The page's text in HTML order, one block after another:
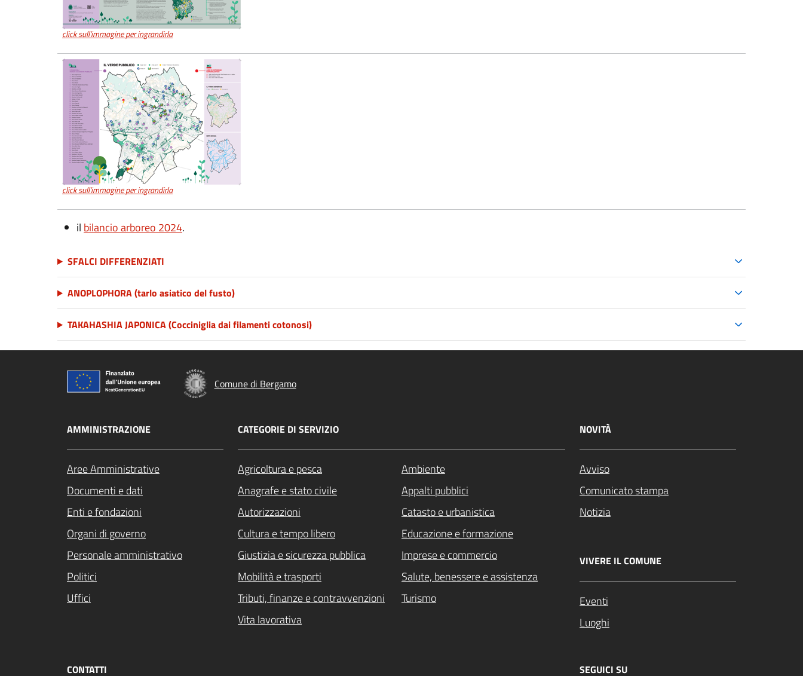
click sull'immagine per ingrandirla
click sull'immagine per ingrandirla
il bilancio arboreo 2024.
SFALCI DIFFERENZIATI
ANOPLOPHORA (tarlo asiatico del fusto)
TAKAHASHIA JAPONICA (Cocciniglia dai filamenti cotonosi)
Comune di Bergamo
AMMINISTRAZIONE
Aree Amministrative
Documenti e dati
Enti e fondazioni
Organi di governo
Personale amministrativo
Politici
Uffici
CATEGORIE DI SERVIZIO
Agricoltura e pesca
Ambiente
Anagrafe e stato civile
Appalti pubblici
Autorizzazioni
Catasto e urbanistica
Cultura e tempo libero
Educazione e formazione
Giustizia e sicurezza pubblica
Imprese e commercio
Mobilità e trasporti
Salute, benessere e assistenza
Tributi, finanze e contravvenzioni
Turismo
Vita lavorativa
NOVITÀ
Avviso
Comunicato stampa
Notizia
VIVERE IL COMUNE
Eventi
Luoghi
CONTATTI SEGUICI SU